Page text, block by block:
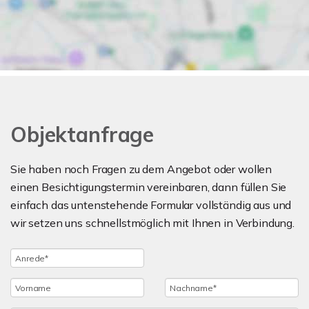
Objektanfrage
Sie haben noch Fragen zu dem Angebot oder wollen
einen Besichtigungstermin vereinbaren, dann füllen Sie
einfach das untenstehende Formular vollständig aus und
wir setzen uns schnellstmöglich mit Ihnen in Verbindung.